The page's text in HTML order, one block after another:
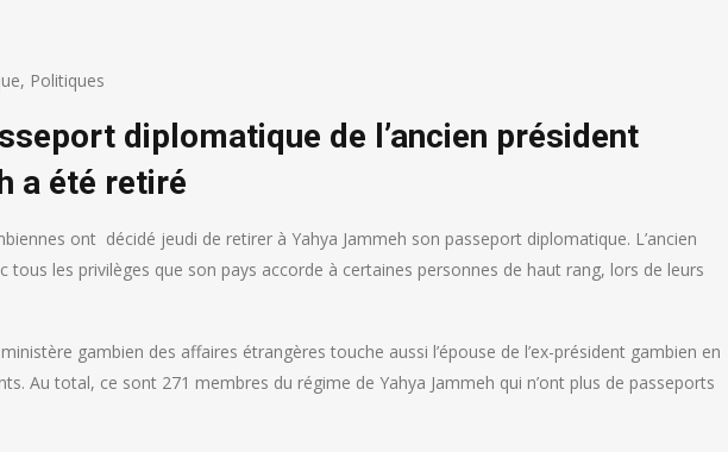
, Politiques
diplomatique de l’ancien président
a été retiré
ont décidé jeudi de retirer à Yahya Jammeh son passeport diplomatique. L’ancien
tous les privilèges que son pays accorde à certaines personnes de haut rang, lors de leurs
gambien des affaires étrangères touche aussi l’épouse de l’ex-président gambien en
Au total, ce sont 271 membres du régime de Yahya Jammeh qui n’ont plus de passeports